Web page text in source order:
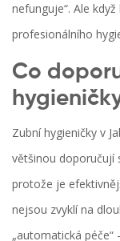
nefunguje“. Ale
profesionálního
Co
Zubní hygieničky v
většinou doporučují
protože je
nejsou zvyklí na
„automatická